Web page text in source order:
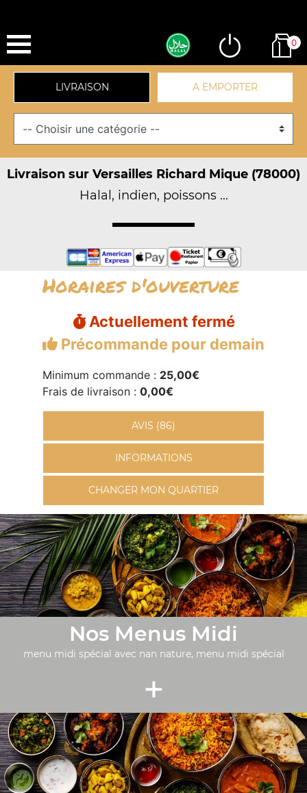
0
LIVRAISON A EMPORTER
Livraison sur Versailles Richard Mique (78000)
Halal, indien, poissons ...
Horaires d'ouverture
Actuellement fermé
Précommande pour demain
Minimum commande : 25,00€
Frais de livraison : 0,00€
AVIS (86)
INFORMATIONS
CHANGER MON QUARTIER
Nos Menus Midi
menu midi spécial avec nan nature, menu midi spécial
+